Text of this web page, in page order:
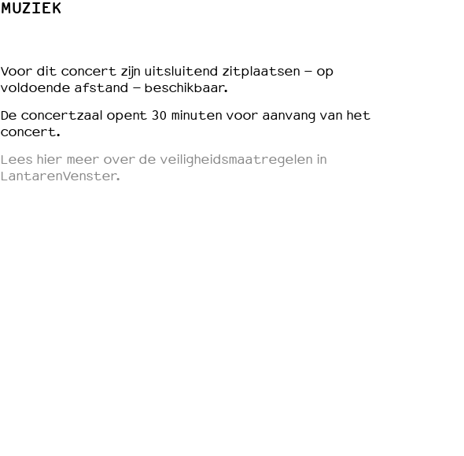
MUZIEK
Voor dit concert zijn uitsluitend zitplaatsen – op
voldoende afstand – beschikbaar.
De concertzaal opent 30 minuten voor aanvang van het
concert.
Lees hier meer over de veiligheidsmaatregelen in
LantarenVenster.